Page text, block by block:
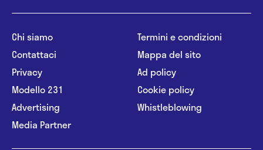
Chi siamo
Contattaci
Privacy
Modello 231
Advertising
Media Partner
Termini e condizioni
Mappa del sito
Ad policy
Cookie policy
Whistleblowing